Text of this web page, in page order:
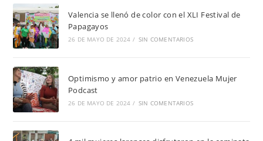
Valencia se llenó de color con el XLI Festival de
Papagayos
26 DE MAYO DE 2024 / SIN COMENTARIOS
Optimismo y amor patrio en Venezuela Mujer
Podcast
26 DE MAYO DE 2024 / SIN COMENTARIOS